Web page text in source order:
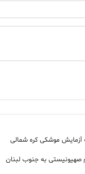
آزمایش موشکی کره شمالی
صهیونیستی به جنوب لبنان